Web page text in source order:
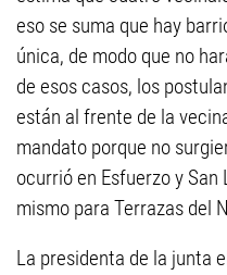
eso se suma que hay
única, de modo que no
de esos casos, los
están al frente de la
mandato porque no
ocurrió en Esfuerzo y San
mismo para Terrazas del
La presidenta de la junta